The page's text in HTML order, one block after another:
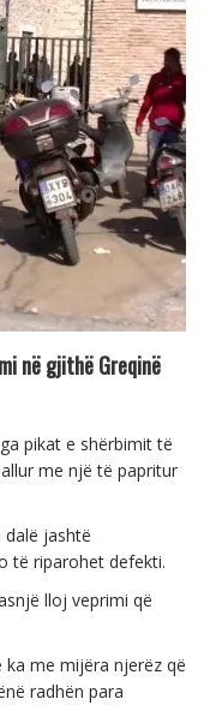
në gjithë Greqinë
pikat e shërbimit të
me një të papritur
jashtë
të riparohet defekti.
lloj veprimi që
me mijëra njerëz që
radhën para